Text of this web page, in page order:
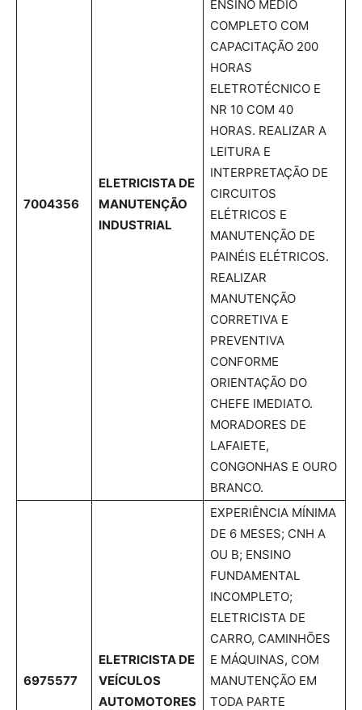
7004356
ELETRICISTA DE
MANUTENÇÃO
INDUSTRIAL
ENSINO MÉDIO
COMPLETO COM
CAPACITAÇÃO 200
HORAS
ELETROTÉCNICO E
NR 10 COM 40
HORAS. REALIZAR A
LEITURA E
INTERPRETAÇÃO DE
CIRCUITOS
ELÉTRICOS E
MANUTENÇÃO DE
PAINÉIS ELÉTRICOS.
REALIZAR
MANUTENÇÃO
CORRETIVA E
PREVENTIVA
CONFORME
ORIENTAÇÃO DO
CHEFE IMEDIATO.
MORADORES DE
LAFAIETE,
CONGONHAS E OURO
BRANCO.
6975577
ELETRICISTA DE
VEÍCULOS
AUTOMOTORES
EXPERIÊNCIA MÍNIMA
DE 6 MESES; CNH A
OU B; ENSINO
FUNDAMENTAL
INCOMPLETO;
ELETRICISTA DE
CARRO, CAMINHÕES
E MÁQUINAS, COM
MANUTENÇÃO EM
TODA PARTE